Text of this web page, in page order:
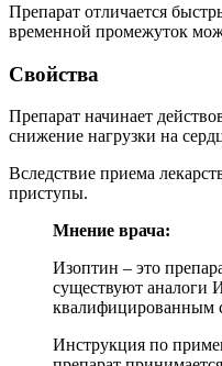
Препарат отличается
временной промежуток
Свойства
Препарат начинает
снижение нагрузки на
Вследствие приема
приступы.
Мнение врача:
Изоптин – это
существуют аналоги
квалифицированным
Инструкция по